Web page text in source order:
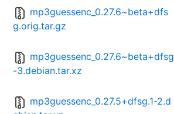
mp3guessenc_0.27.6~beta+dfs
g.orig.tar.gz
mp3guessenc_0.27.6~beta+dfsg
-3.debian.tar.xz
mp3guessenc_0.27.5+dfsg.1-2.d